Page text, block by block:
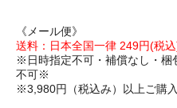
《メール便》
送料：日本全国一律 249円(税
※日時指定不可・補償なし・梱
不可※
※3,980円（税込み）以上ご購